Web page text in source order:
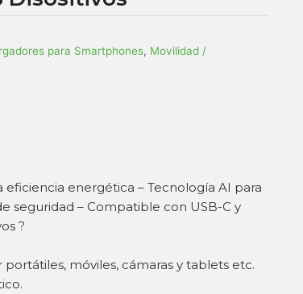
para Smartphones, Movilidad /
eficiencia energética – Tecnología AI para
seguridad – Compatible con USB-C y
?
móviles, cámaras y tablets etc.